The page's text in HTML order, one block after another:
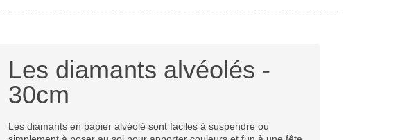
Les diamants alvéolés -
30cm
Les diamants en papier alvéolé sont faciles à suspendre ou